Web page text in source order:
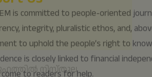
നിസ്‌തുല